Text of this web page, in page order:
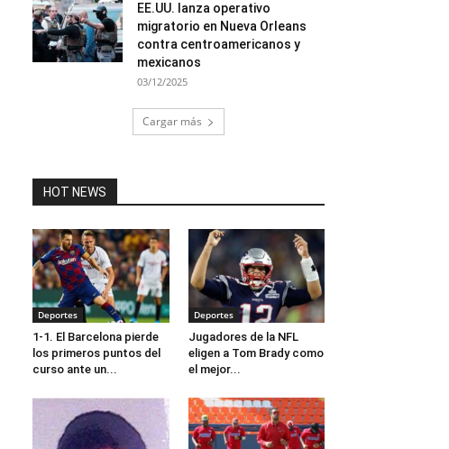
EE.UU. lanza operativo
migratorio en Nueva Orleans
contra centroamericanos y
mexicanos
03/12/2025
Cargar más
HOT NEWS
Deportes
1-1. El Barcelona pierde
los primeros puntos del
curso ante un...
Deportes
Jugadores de la NFL
eligen a Tom Brady como
el mejor...